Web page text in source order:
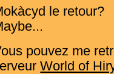
le retour?
pouvez me
World of